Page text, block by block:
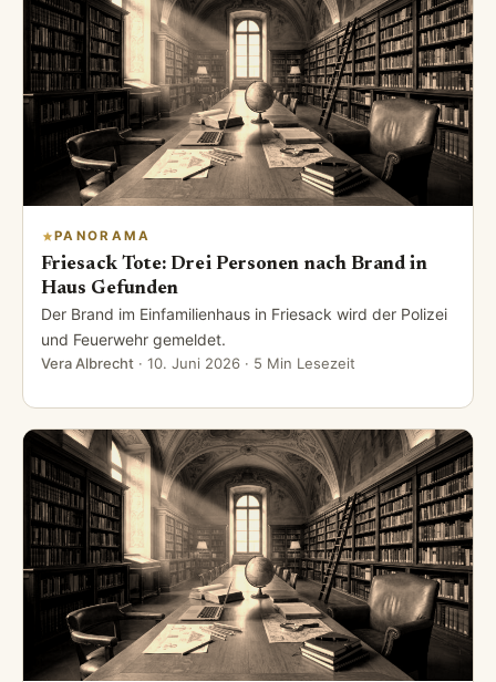
PANORAMA
Friesack Tote: Drei Personen nach Brand in
Haus Gefunden
Der Brand im Einfamilienhaus in Friesack wird der Polizei
und Feuerwehr gemeldet.
Vera Albrecht · 10. Juni 2026 · 5 Min Lesezeit